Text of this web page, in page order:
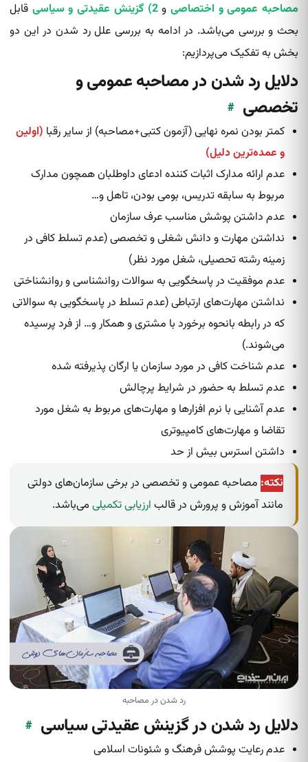
مصاحبه عمومی و اختصاصی و2) گزینش عقیدتی و سیاسی
قابل
بحث و بررسی می‌باشد. در ادامه به بررسی علل رد شدن در این دو
بخش به تفکیک می‌پردازیم:
دلایل رد شدن در مصاحبه عمومی و
تخصصی #
کمتر بودن نمره نهایی (آزمون کتبی+مصاحبه) از سایر رقبا (اولین
و عمده‌ترین دلیل)
عدم ارائه مدارک اثبات کننده ادعای داوطلبان همچون مدارک
مربوط به سابقه تدریس، بومی بودن، تاهل و…
عدم داشتن پوشش مناسب عرف سازمان
نداشتن مهارت و دانش شغلی و تخصصی (عدم تسلط کافی در
زمینه رشته‌ تحصیلی، شغل مورد نظر)
عدم موفقیت در پاسخگویی به سوالات روانشناسی و روانشناختی
نداشتن مهارت‌های ارتباطی (عدم تسلط در پاسخگویی به سوالاتی
که در رابطه بانحوه برخورد با مشتری و همکار و… از فرد پرسیده‌
می‌شوند.)
عدم شناخت کافی در مورد سازمان یا ارگان پذیرفته شده‌
عدم تسلط به حضور در شرایط پرچالش
عدم آشنایی با نرم افزارها و مهارت‌های مربوط به شغل مورد
تقاضا و مهارت‌های کامپیوتری
داشتن‌ استرس بیش از حد
نکته: مصاحبه عمومی و تخصصی در برخی سازمان‌های دولتی
مانند آموزش و پرورش در قالب ارزیابی تکمیلی می‌باشد.
رد شدن در مصاحبه
دلایل رد شدن در گزینش عقیدتی سیاسی #
عدم رعایت پوشش فرهنگ و شئونات اسلامی